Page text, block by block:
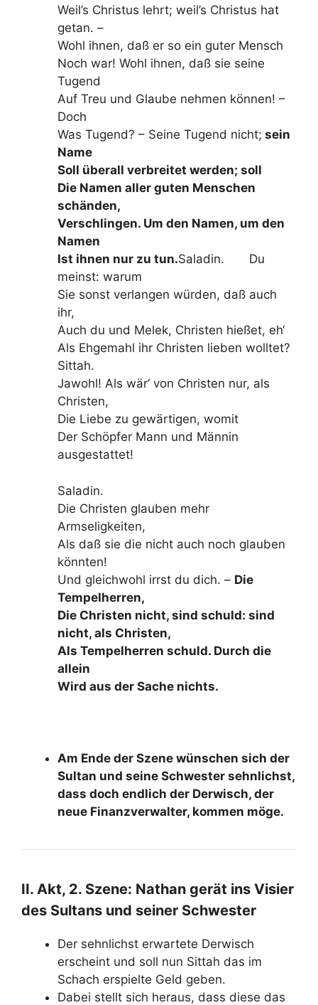
Weil’s Christus lehrt; weil’s Christus hat
getan. –
Wohl ihnen, daß er so ein guter Mensch
Noch war! Wohl ihnen, daß sie seine
Tugend
Auf Treu und Glaube nehmen können! –
Doch
Was Tugend? – Seine Tugend nicht; sein
Name
Soll überall verbreitet werden; soll
Die Namen aller guten Menschen
schänden,
Verschlingen. Um den Namen, um den
Namen
Ist ihnen nur zu tun.Saladin. Du
meinst: warum
Sie sonst verlangen würden, daß auch
ihr,
Auch du und Melek, Christen hießet, eh‘
Als Ehgemahl ihr Christen lieben wolltet?
Sittah.
Jawohl! Als wär‘ von Christen nur, als
Christen,
Die Liebe zu gewärtigen, womit
Der Schöpfer Mann und Männin
ausgestattet!
Saladin.
Die Christen glauben mehr
Armseligkeiten,
Als daß sie die nicht auch noch glauben
könnten!
Und gleichwohl irrst du dich. – Die
Tempelherren,
Die Christen nicht, sind schuld: sind
nicht, als Christen,
Als Tempelherren schuld. Durch die
allein
Wird aus der Sache nichts.
Am Ende der Szene wünschen sich der
Sultan und seine Schwester sehnlichst,
dass doch endlich der Derwisch, der
neue Finanzverwalter, kommen möge.
II. Akt, 2. Szene: Nathan gerät ins Visier
des Sultans und seiner Schwester
Der sehnlichst erwartete Derwisch
erscheint und soll nun Sittah das im
Schach erspielte Geld geben.
Dabei stellt sich heraus, dass diese das